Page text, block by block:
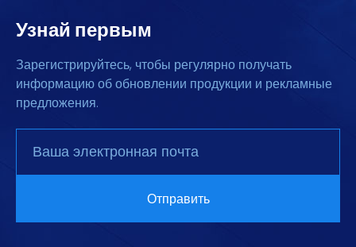
Узнай первым
Зарегистрируйтесь, чтобы регулярно получать
информацию об обновлении продукции и рекламные
предложения.